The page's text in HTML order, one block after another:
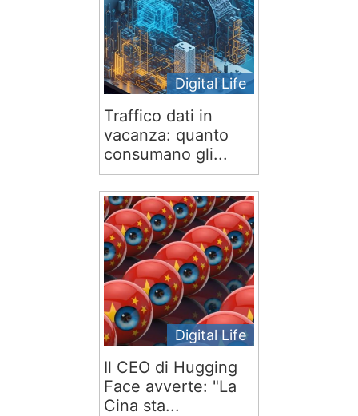
Digital Life
Traffico dati in
vacanza: quanto
consumano gli...
Digital Life
Il CEO di Hugging
Face avverte: "La
Cina sta...